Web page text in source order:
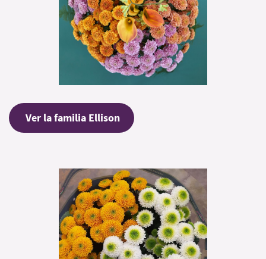
Ver la familia Ellison